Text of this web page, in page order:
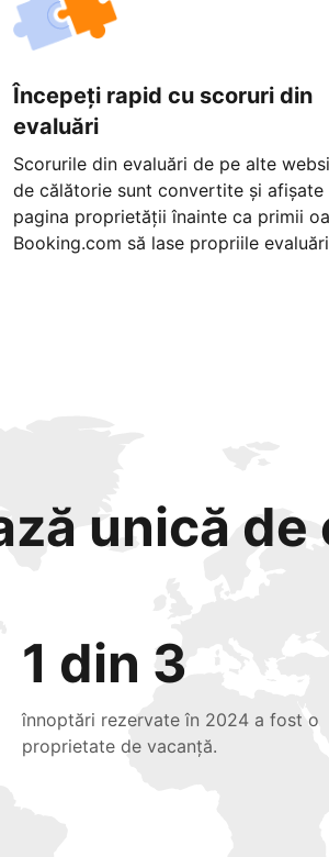
Începeți rapid cu scoruri din
evaluări
Scorurile din evaluări de pe alte
de călătorie sunt convertite și afișate
pagina proprietății înainte ca primii
Booking.com să lase propriile
unică
1 din 3
înnoptări rezervate în 2024 a fost o
proprietate de vacanță.